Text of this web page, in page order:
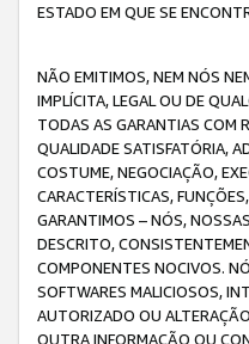
ESTADO EM QUE SE
NÃO EMITIMOS, NEM NÓS
IMPLÍCITA, LEGAL OU DE
TODAS AS GARANTIAS COM
QUALIDADE SATISFATÓRIA,
COSTUME, NEGOCIAÇÃO,
CARACTERÍSTICAS,
GARANTIMOS – NÓS,
DESCRITO,
COMPONENTES NOCIVOS.
SOFTWARES MALICIOSOS,
AUTORIZADO OU
OUTRA INFORMAÇÃO OU